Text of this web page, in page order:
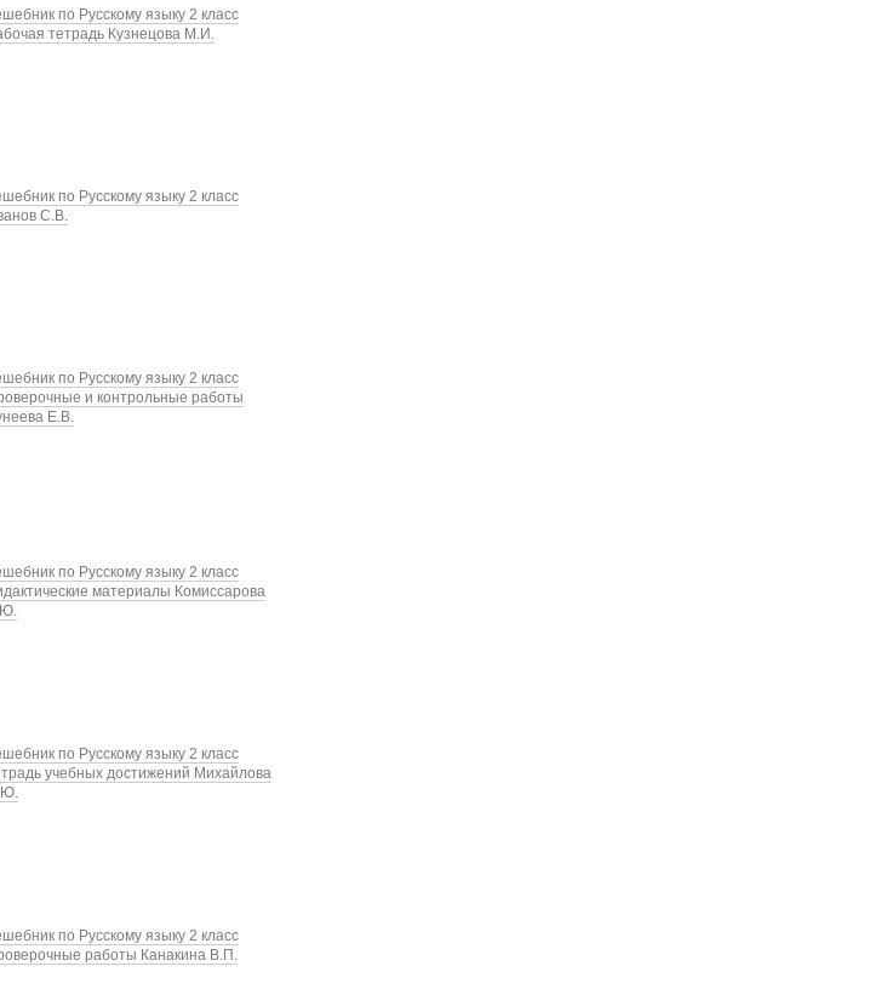
по Русскому языку 2 класс
тетрадь Кузнецова М.И.
по Русскому языку 2 класс
С.В.
по Русскому языку 2 класс
и контрольные работы
Е.В.
по Русскому языку 2 класс
материалы Комиссарова
по Русскому языку 2 класс
учебных достижений Михайлова
по Русскому языку 2 класс
работы Канакина В.П.